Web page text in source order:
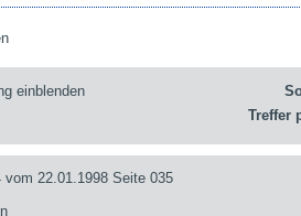
einblenden
Treffer
vom 22.01.1998 Seite 035